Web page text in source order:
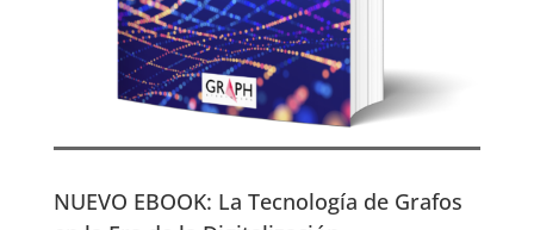
NUEVO EBOOK: La Tecnología de Grafos